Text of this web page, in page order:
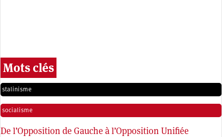
Mots clés
stalinisme
socialisme
De l’Opposition de Gauche à l’Opposition Unifiée